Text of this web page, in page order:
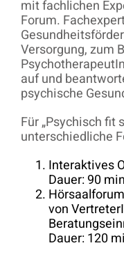
mit fachlichen
Forum.
Versorgung, zum
auf und
psychische
Für „Psychisch fit
unterschiedliche
Interaktives
Dauer: 90
von
Dauer: 120